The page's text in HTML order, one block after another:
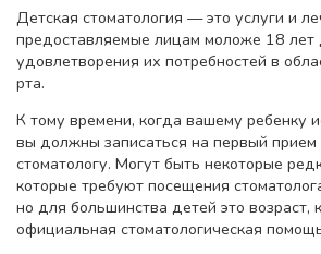
Детская стоматология — это услуги и
предоставляемые лицам моложе 18 лет
удовлетворения их потребностей в
рта.
К тому времени, когда вашему ребенку
вы должны записаться на первый прием
стоматологу. Могут быть некоторые
которые требуют посещения
но для большинства детей это возраст,
официальная стоматологическая